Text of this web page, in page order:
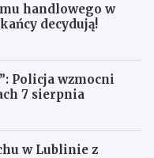
handlowego w
decydują!
Policja wzmocni
7 sierpnia
w Lublinie z